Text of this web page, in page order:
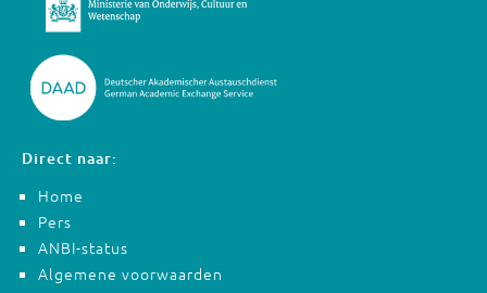
Direct naar:
Home
Pers
ANBI-status
Algemene voorwaarden